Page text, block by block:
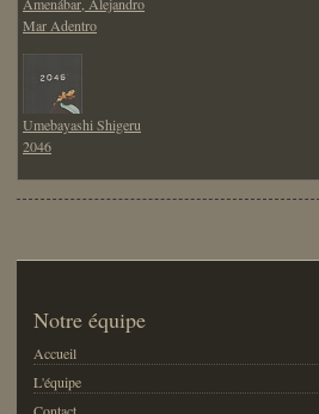
Mar Adentro
Umebayashi Shigeru
2046
Notre équipe
Accueil
L'équipe